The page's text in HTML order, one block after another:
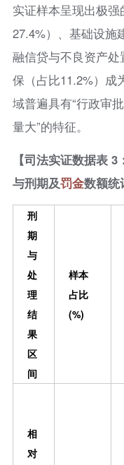
实证样本呈现出极
27.4%）、基础设施
融信贷与不良资产
保（占比11.2%）成
域普遍具有“行政审
量大”的特征。
【司法实证数据表 3
与刑期及罚金数额统
刑
期
与
处
理
结
果
区
间
样本
占比
(%)
相
对